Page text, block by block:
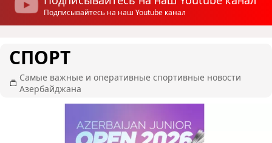
Подписывайтесь на наш Youtube канал
СПОРТ
Самые важные и оперативные спортивные новости
Азербайджана